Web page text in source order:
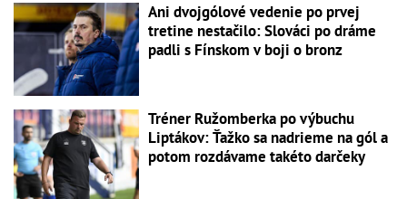
Ani dvojgólové vedenie po prvej
tretine nestačilo: Slováci po dráme
padli s Fínskom v boji o bronz
Tréner Ružomberka po výbuchu
Liptákov: Ťažko sa nadrieme na gól a
potom rozdávame takéto darčeky